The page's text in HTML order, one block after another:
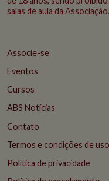
salas de aula da Associação.
Associe-se
Eventos
Cursos
ABS Notícias
Contato
Termos e condições de uso
Política de privacidade